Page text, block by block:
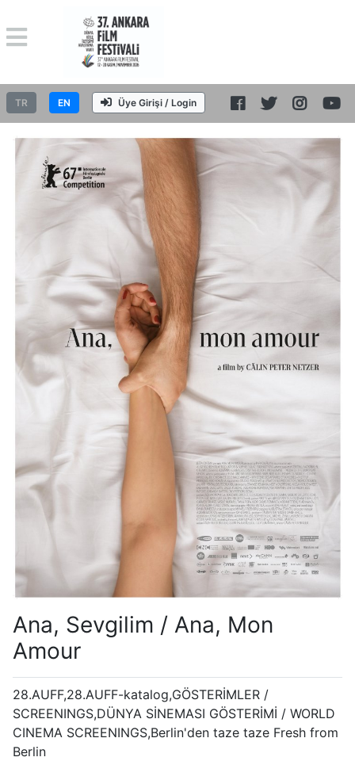
TR EN Üye Girişi / Login
Ana, Sevgilim / Ana, Mon
Amour
28.AUFF,28.AUFF-katalog,GÖSTERİMLER /
SCREENINGS,DÜNYA SİNEMASI GÖSTERİMİ / WORLD
CINEMA SCREENINGS,Berlin'den taze taze Fresh from
Berlin